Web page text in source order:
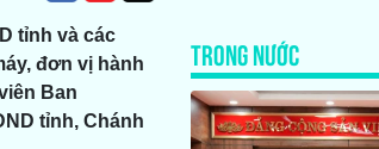
tỉnh và các
đơn vị hành
Ban
tỉnh, Chánh
TRONG NƯỚC